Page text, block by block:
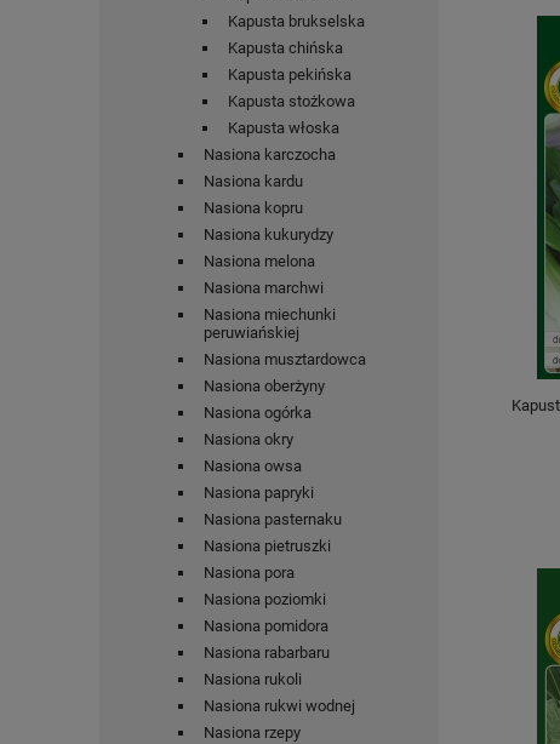
Kapusta brukselska
Kapusta chińska
Kapusta pekińska
Kapusta stożkowa
Kapusta włoska
Nasiona karczocha
Nasiona kardu
Nasiona kopru
Nasiona kukurydzy
Nasiona melona
Nasiona marchwi
Nasiona miechunki
peruwiańskiej
Nasiona musztardowca
Nasiona oberżyny
Nasiona ogórka
Nasiona okry
Nasiona owsa
Nasiona papryki
Nasiona pasternaku
Nasiona pietruszki
Nasiona pora
Nasiona poziomki
Nasiona pomidora
Nasiona rabarbaru
Nasiona rukoli
Nasiona rukwi wodnej
Nasiona rzepy